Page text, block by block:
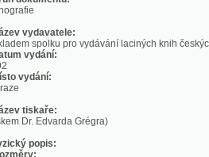
vydavatele:
spolku pro vydávání laciných knih českých
tiskaře:
Edvarda Grégra)
popis: